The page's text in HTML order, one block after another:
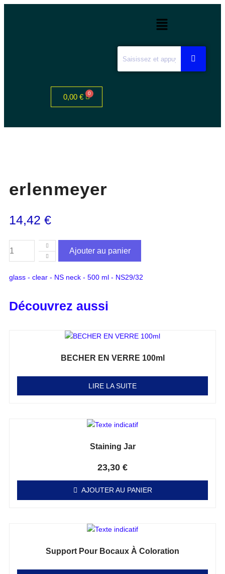
0,00 €
erlenmeyer
14,42 €
Ajouter au panier
glass - clear - NS neck - 500 ml - NS29/32
Découvrez aussi
BECHER EN VERRE 100ml
LIRE LA SUITE
Staining Jar
23,30 €
AJOUTER AU PANIER
Support Pour Bocaux À Coloration